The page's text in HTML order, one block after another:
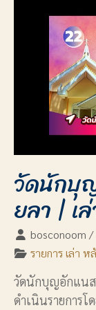
วัดนักบุ
ยลา | เ
bosconoom /
รายการ เล่า ห
วัดนักบุญอักแนส
ดำเนินรายการโ